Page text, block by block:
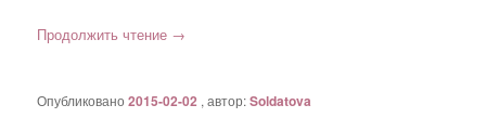
Продолжить чтение →
Опубликовано2015-02-02 , автор:Soldatova